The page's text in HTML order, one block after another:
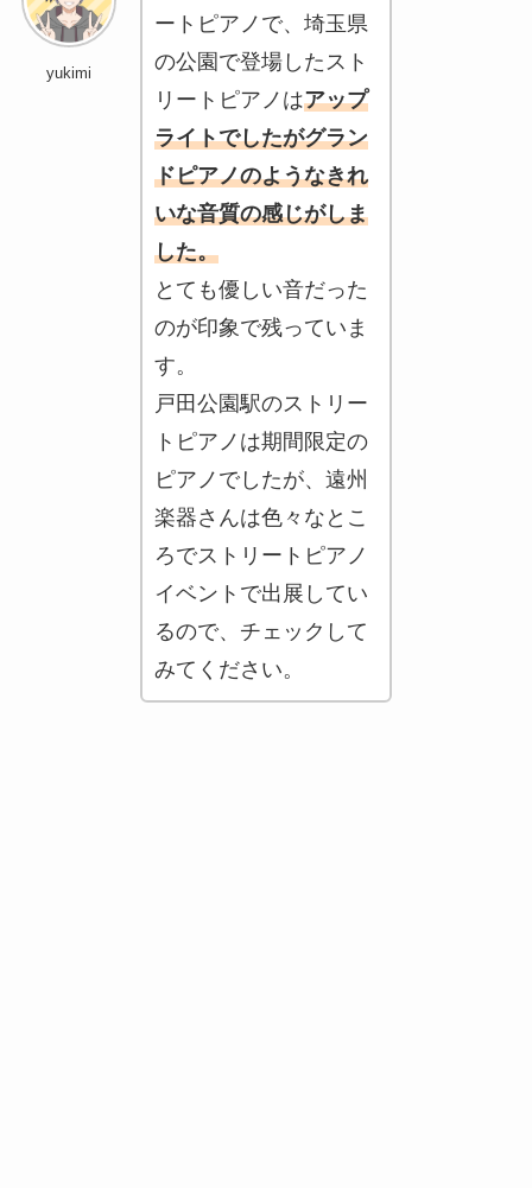
yukimi
ートピアノで、埼玉県
の公園で登場したスト
リートピアノはアップ
ライトでしたがグラン
ドピアノのようなきれ
いな音質の感じがしま
した。
とても優しい音だった
のが印象で残っていま
す。
戸田公園駅のストリー
トピアノは期間限定の
ピアノでしたが、遠州
楽器さんは色々なとこ
ろでストリートピアノ
イベントで出展してい
るので、チェックして
みてください。